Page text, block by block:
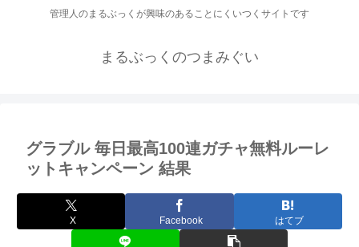
管理人のまるぶっくが興味のあることにくいつくサイトです
まるぶっくのつまみぐい
グラブル 毎日最高100連ガチャ無料ルーレ
ットキャンペーン 結果
X Facebook はてブ